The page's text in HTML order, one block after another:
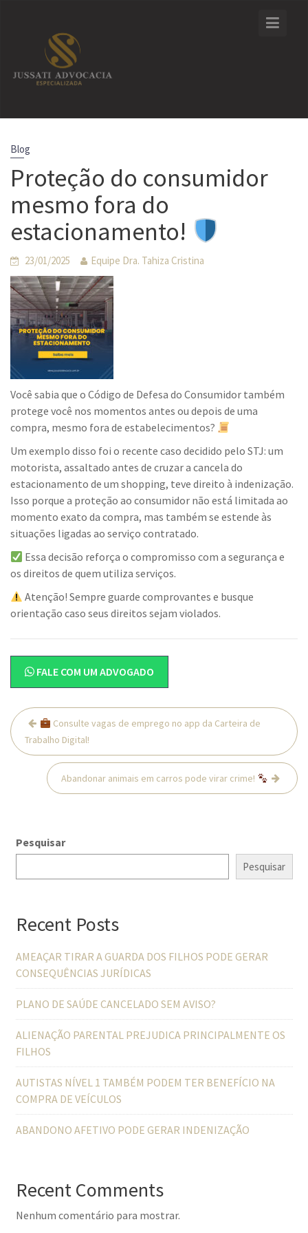
Blog
Proteção do consumidor
mesmo fora do
estacionamento!
23/01/2025 Equipe Dra. Tahiza Cristina
Você sabia que o Código de Defesa do Consumidor também
protege você nos momentos antes ou depois de uma
compra, mesmo fora de estabelecimentos?
Um exemplo disso foi o recente caso decidido pelo STJ: um
motorista, assaltado antes de cruzar a cancela do
estacionamento de um shopping, teve direito à indenização.
Isso porque a proteção ao consumidor não está limitada ao
momento exato da compra, mas também se estende às
situações ligadas ao serviço contratado.
Essa decisão reforça o compromisso com a segurança e
os direitos de quem utiliza serviços.
Atenção! Sempre guarde comprovantes e busque
orientação caso seus direitos sejam violados.
FALE COM UM ADVOGADO
Navegação
de
Post
Consulte vagas de emprego no app da Carteira de
Trabalho Digital!
Abandonar animais em carros pode virar crime!
Pesquisar
Pesquisar
Recent Posts
AMEAÇAR TIRAR A GUARDA DOS FILHOS PODE GERAR
CONSEQUÊNCIAS JURÍDICAS
PLANO DE SAÚDE CANCELADO SEM AVISO?
ALIENAÇÃO PARENTAL PREJUDICA PRINCIPALMENTE OS
FILHOS
AUTISTAS NÍVEL 1 TAMBÉM PODEM TER BENEFÍCIO NA
COMPRA DE VEÍCULOS
ABANDONO AFETIVO PODE GERAR INDENIZAÇÃO
Recent Comments
Nenhum comentário para mostrar.